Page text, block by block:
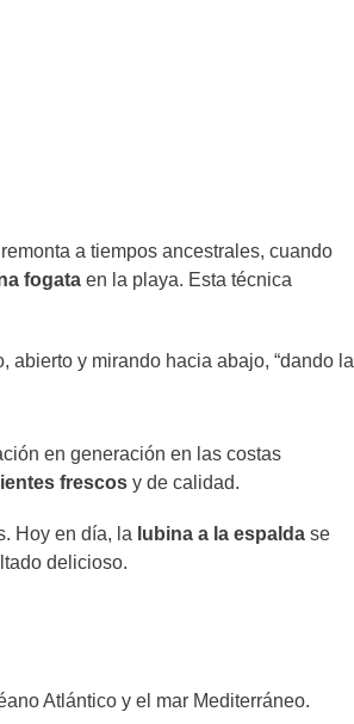
a tiempos ancestrales, cuando
fogata en la playa. Esta técnica
abierto y mirando hacia abajo, “dando la
en generación en las costas
frescos y de calidad.
Hoy en día, la lubina a la espalda se
delicioso.
Atlántico y el mar Mediterráneo.